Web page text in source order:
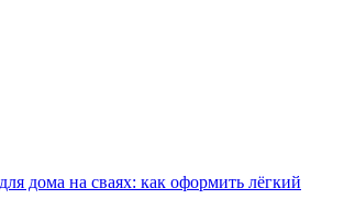
дома на сваях: как оформить лёгкий